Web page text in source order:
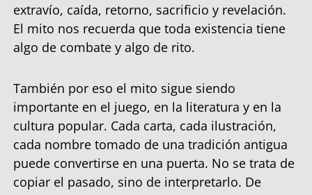
extravío, caída, retorno, sacrificio y revelación.
El mito nos recuerda que toda existencia tiene
algo de combate y algo de rito.
También por eso el mito sigue siendo
importante en el juego, en la literatura y en la
cultura popular. Cada carta, cada ilustración,
cada nombre tomado de una tradición antigua
puede convertirse en una puerta. No se trata de
copiar el pasado, sino de interpretarlo. De